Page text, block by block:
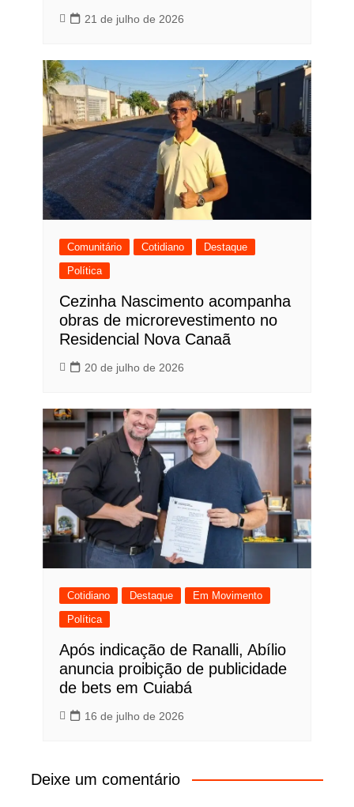
21 de julho de 2026
Comunitário Cotidiano
Destaque
Política
Cezinha Nascimento acompanha
obras de microrevestimento no
Residencial Nova Canaã
20 de julho de 2026
Cotidiano Destaque
Em Movimento
Política
Após indicação de Ranalli, Abílio
anuncia proibição de publicidade
de bets em Cuiabá
16 de julho de 2026
Deixe um comentário